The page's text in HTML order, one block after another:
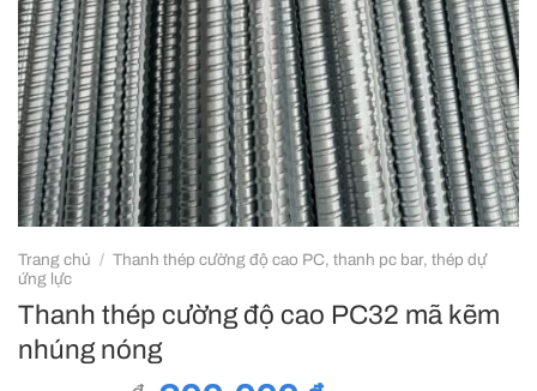
Trang chủ / Thanh thép cường độ cao PC, thanh pc bar, thép dự
ứng lực
Thanh thép cường độ cao PC32 mã kẽm
nhúng nóng